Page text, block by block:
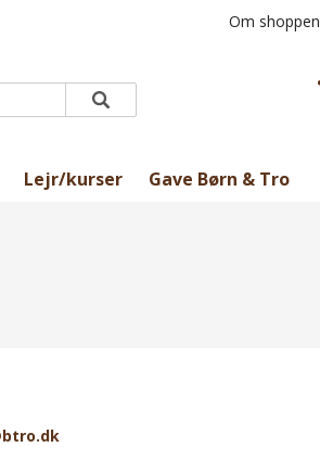
Om shoppen
Lejr/kurser Gave Børn & Tro